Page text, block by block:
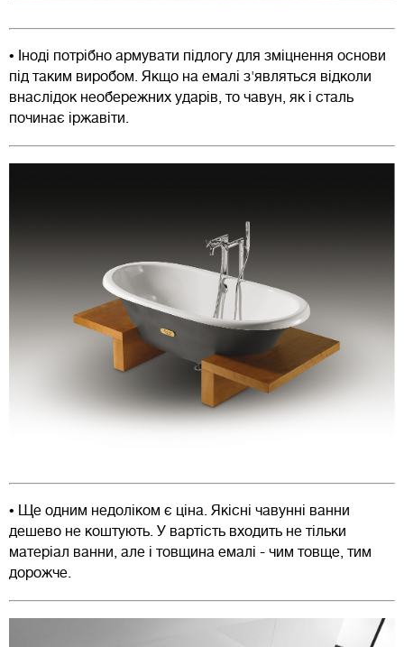
• Іноді потрібно армувати підлогу для зміцнення основи
під таким виробом. Якщо на емалі з'являться відколи
внаслідок необережних ударів, то чавун, як і сталь
починає іржавіти.
• Ще одним недоліком є ціна. Якісні чавунні ванни
дешево не коштують. У вартість входить не тільки
матеріал ванни, але і товщина емалі - чим товще, тим
дорожче.